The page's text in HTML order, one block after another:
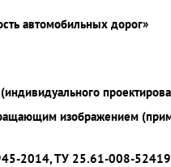
автомобильных дорог»
изображением
2014, ТУ 25.61-008-